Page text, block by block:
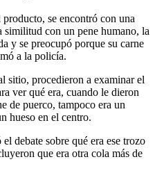
se encontró con una
con un pene humano, la
y se preocupó porque su carne
a la policía.
sitio, procedieron a examinar el
ver qué era, cuando le dieron
de puerco, tampoco era un
hueso en el centro.
debate sobre qué era ese trozo
que era otra cola más de